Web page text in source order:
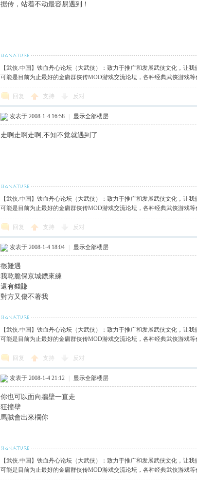
据传，站着不动最容易遇到！
【武侠.中国】铁血丹心论坛（大武侠）：致力于推广和发展武侠文化，让我
可能是目前为止最好的金庸群侠传MOD游戏交流论坛，各种经典武侠游戏
回复 支持 反对
发表于 2008-1-4 16:58 显示全部楼层
走啊走啊走啊,不知不觉就遇到了............
【武侠.中国】铁血丹心论坛（大武侠）：致力于推广和发展武侠文化，让我
可能是目前为止最好的金庸群侠传MOD游戏交流论坛，各种经典武侠游戏
回复 支持 反对
发表于 2008-1-4 18:04 显示全部楼层
很難遇
我乾脆保京城鏢來練
還有錢賺
對方又傷不著我
【武侠.中国】铁血丹心论坛（大武侠）：致力于推广和发展武侠文化，让我
可能是目前为止最好的金庸群侠传MOD游戏交流论坛，各种经典武侠游戏
回复 支持 反对
发表于 2008-1-4 21:12 显示全部楼层
你也可以面向牆壁一直走
狂撞壁
馬賊會出來欄你
【武侠.中国】铁血丹心论坛（大武侠）：致力于推广和发展武侠文化，让我
可能是目前为止最好的金庸群侠传MOD游戏交流论坛，各种经典武侠游戏